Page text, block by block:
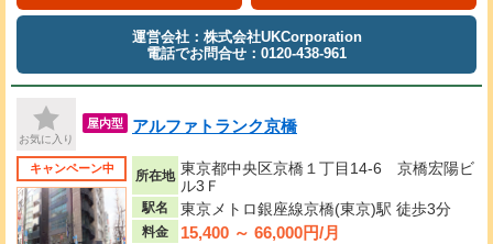
運営会社：株式会社UKCorporation
電話でお問合せ：0120-438-961
お気に入り
屋内型 アルファトランク京橋
キャンペーン中 所在地 東京都中央区京橋１丁目14-6 京橋宏陽ビ
ル3Ｆ
駅名 東京メトロ銀座線京橋(東京)駅 徒歩3分
料金 15,400 ～ 66,000円/月